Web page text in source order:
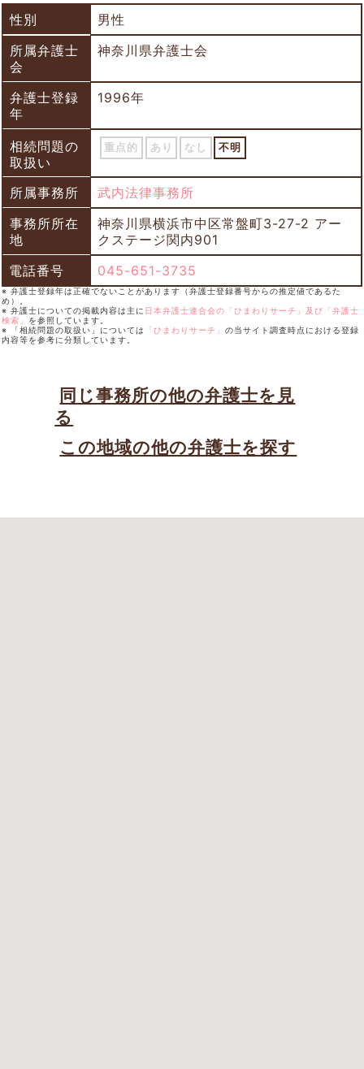
性別
男性
所属弁護士
会
神奈川県弁護士会
弁護士登録
年
1996年
相続問題の
取扱い
重点的 あり なし 不明
所属事務所
武内法律事務所
事務所所在
地
神奈川県横浜市中区常盤町3-27-2 アー
クステージ関内901
電話番号
045-651-3735
※ 弁護士登録年は正確でないことがあります（弁護士登録番号からの推定値であるた
め）。
※ 弁護士についての掲載内容は主に 日本弁護士連合会の「ひまわりサーチ」及び「弁護士
検索」 を参照しています。
※ 「相続問題の取扱い」については
「ひまわりサーチ」 の当サイト調査時点における登録
内容等を参考に分類しています。
同じ事務所の他の弁護士を見
る
この地域の他の弁護士を探す